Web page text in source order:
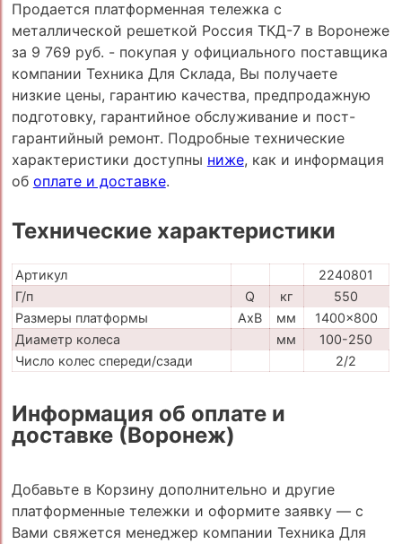
Продается платформенная тележка с
металлической решеткой Россия ТКД-7 в Воронеже
за 9 769 руб. - покупая у официального поставщика
компании Техника Для Склада, Вы получаете
низкие цены, гарантию качества, предпродажную
подготовку, гарантийное обслуживание и пост-
гарантийный ремонт. Подробные технические
характеристики доступны ниже, как и информация
об оплате и доставке.
Технические характеристики
Артикул
2240801
Г/п
Q кг
550
Размеры платформы
AxB мм
1400x800
Диаметр колеса
мм
100-250
Число колес спереди/сзади
2/2
Информация об оплате и
доставке (Воронеж)
Добавьте в Корзину дополнительно и другие
платформенные тележки и оформите заявку — с
Вами свяжется менеджер компании Техника Для